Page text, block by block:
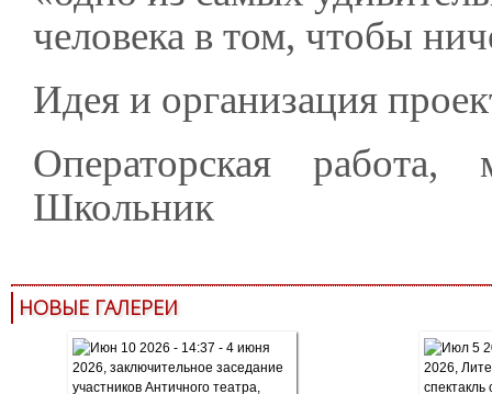
человека в том, чтобы
Идея и организация
Операторская работа,
Школьник
НОВЫЕ ГАЛЕРЕИ